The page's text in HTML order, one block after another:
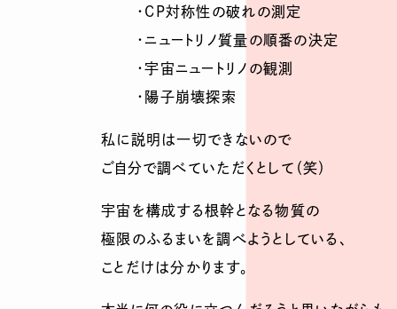
・CP対称性の破れの測定
・ニュートリノ質量の順番の決定
・宇宙ニュートリノの観測
・陽子崩壊探索
私に説明は一切できないので
ご自分で調べていただくとして（笑）
宇宙を構成する根幹となる物質の
極限のふるまいを調べようとしている、
ことだけは分かります。